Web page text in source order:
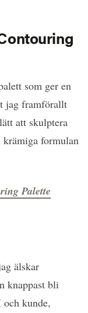
som ger en
jag framförallt
att skulptera
krämiga formulan
Palette
älskar
knappast bli
och kunde,